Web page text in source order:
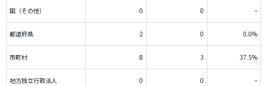
国（その他） 0 0 –
都道府県 2 0 0.0%
市町村 8 3 37.5%
地方独立行政法人 0 0 –